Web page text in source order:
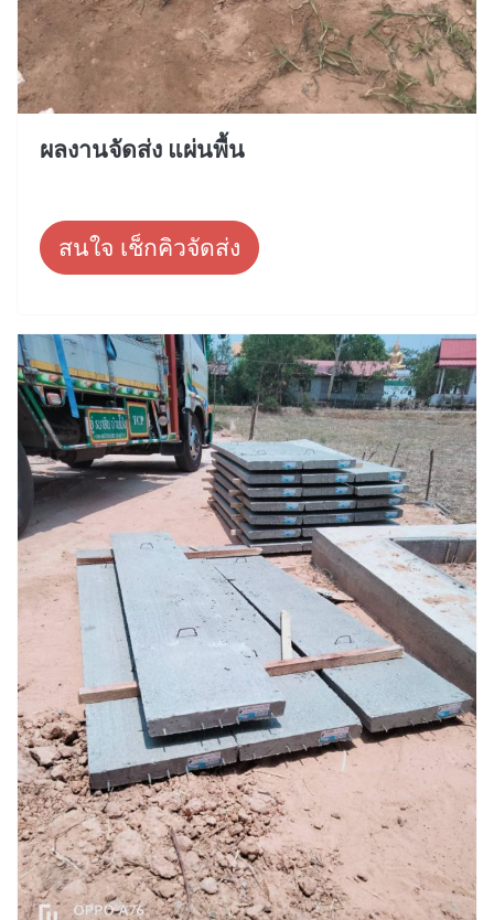
ผลงานจัดส่ง แผ่นพื้น
สนใจ เช็กคิวจัดส่ง